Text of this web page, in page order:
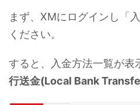
まず、XMにログインし「
ください。
すると、入金方法一覧が表
行送金(Local Bank